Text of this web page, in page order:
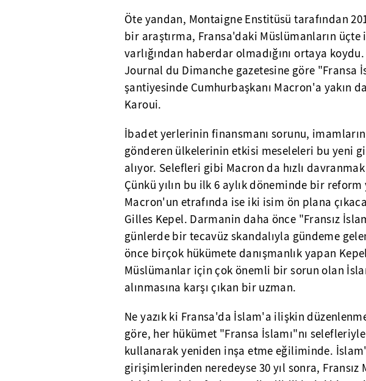
Öte yandan, Montaigne Enstitüsü tarafından
bir araştırma, Fransa'daki Müslümanların üçte
varlığından haberdar olmadığını ortaya koydu.
Journal du Dimanche gazetesine göre "Fransa
şantiyesinde Cumhurbaşkanı Macron'a yakın
Karoui.
İbadet yerlerinin finansmanı sorunu,
gönderen ülkelerinin etkisi meseleleri bu yeni
alıyor. Selefleri gibi Macron da hızlı
Çünkü yılın bu ilk 6 aylık döneminde bir
Macron'un etrafında ise iki isim ön plana
Gilles Kepel. Darmanin daha önce "Fransız
günlerde bir tecavüz skandalıyla gündeme
önce birçok hükümete danışmanlık yapan
Müslümanlar için çok önemli bir sorun olan
alınmasına karşı çıkan bir uzman.
Ne yazık ki Fransa'da İslam'a ilişkin
göre, her hükümet "Fransa İslamı"nı
kullanarak yeniden inşa etme eğiliminde.
girişimlerinden neredeyse 30 yıl sonra, Fransız